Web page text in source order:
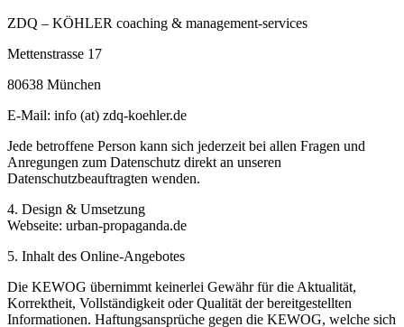
ZDQ – KÖHLER coaching & management-services
Mettenstrasse 17
80638 München
E-Mail: info (at) zdq-koehler.de
Jede betroffene Person kann sich jederzeit bei allen Fragen und
Anregungen zum Datenschutz direkt an unseren
Datenschutzbeauftragten wenden.
4. Design & Umsetzung
Webseite: urban-propaganda.de
5. Inhalt des Online-Angebotes
Die KEWOG übernimmt keinerlei Gewähr für die Aktualität,
Korrektheit, Vollständigkeit oder Qualität der bereitgestellten
Informationen. Haftungsansprüche gegen die KEWOG, welche sich